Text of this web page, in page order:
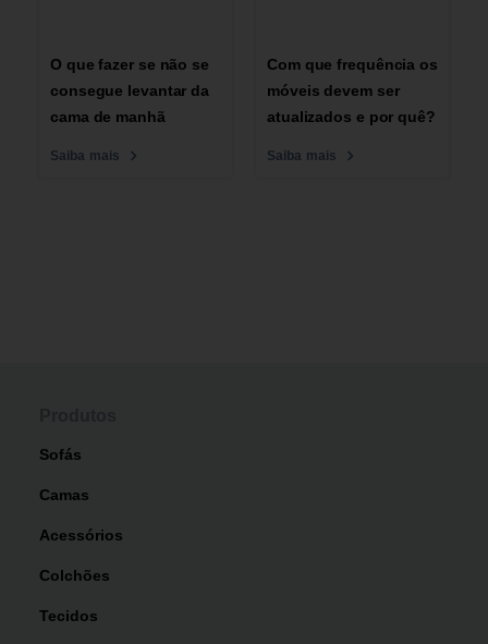
O que fazer se não se
consegue levantar da
cama de manhã
Saiba mais
Com que frequência os
móveis devem ser
atualizados e por quê?
Saiba mais
Sofás
Camas
Acessórios
Colchões
Tecidos